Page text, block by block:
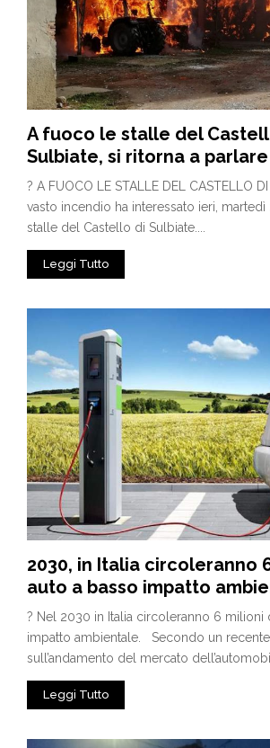
A fuoco le stalle del
Sulbiate, si ritorna a
? A FUOCO LE STALLE DEL CASTELLO
vasto incendio ha interessato ieri,
stalle del Castello di Sulbiate....
Leggi Tutto
2030, in Italia circoleranno
auto a basso impatto
? Nel 2030 in Italia circoleranno 6 milioni
impatto ambientale. Secondo un
sull’andamento del mercato
Leggi Tutto